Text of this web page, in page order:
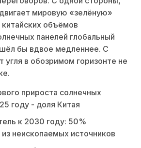
мировую «зелёную»
объёмов
панелей глобальный
бы вдвое медленнее. С
угля в обозримом горизонте не
прироста солнечных
году - доля Китая
к 2030 году: 50%
неископаемых источников